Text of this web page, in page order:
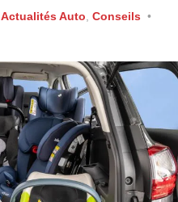
Actualités Auto Conseils